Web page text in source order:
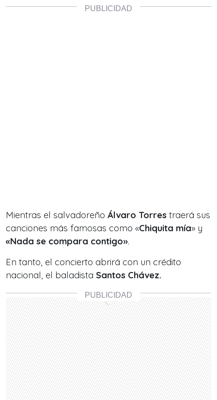
Mientras el salvadoreño Álvaro Torres traerá sus
canciones más famosas como «Chiquita mía» y
«Nada se compara contigo».
En tanto, el concierto abrirá con un crédito
nacional, el baladista Santos Chávez.